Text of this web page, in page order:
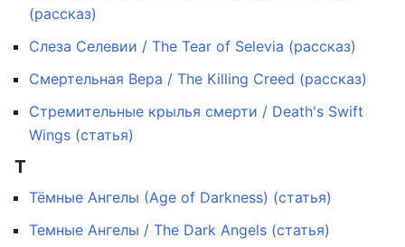
(рассказ)
Слеза Селевии / The Tear of Selevia (рассказ)
Смертельная Вера / The Killing Creed (рассказ)
Стремительные крылья смерти / Death's Swift
Wings (статья)
Т
Тёмные Ангелы (Age of Darkness) (статья)
Темные Ангелы / The Dark Angels (статья)